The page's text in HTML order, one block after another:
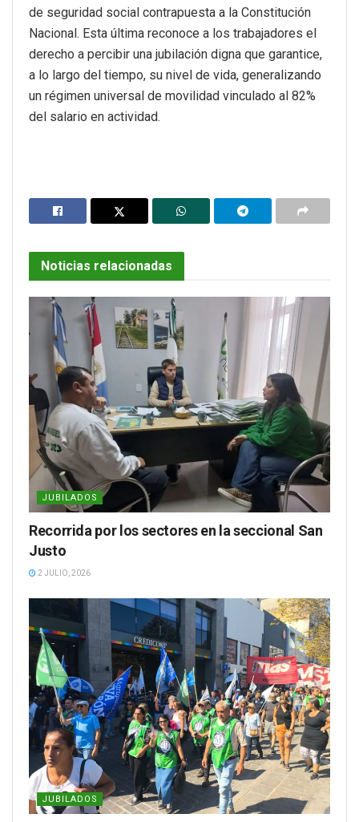
de seguridad social contrapuesta a la Constitución
Nacional. Esta última reconoce a los trabajadores el
derecho a percibir una jubilación digna que garantice,
a lo largo del tiempo, su nivel de vida, generalizando
un régimen universal de movilidad vinculado al 82%
del salario en actividad.
Noticias relacionadas
JUBILADOS
Recorrida por los sectores en la seccional San
Justo
2 JULIO, 2026
JUBILADOS